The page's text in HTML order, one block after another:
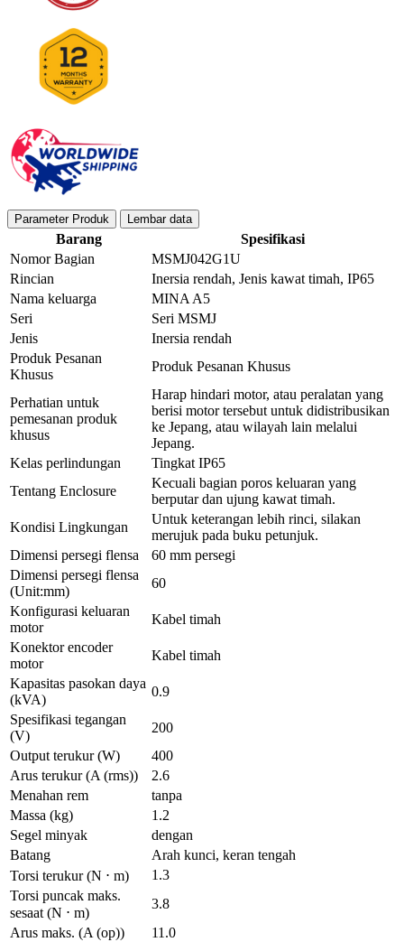
Parameter Produk Lembar data
Barang
Spesifikasi
Nomor Bagian
MSMJ042G1U
Rincian
Inersia rendah, Jenis kawat timah, IP65
Nama keluarga
MINA A5
Seri
Seri MSMJ
Jenis
Inersia rendah
Produk Pesanan
Khusus
Produk Pesanan Khusus
Perhatian untuk
pemesanan produk
khusus
Harap hindari motor, atau peralatan yang
berisi motor tersebut untuk didistribusikan
ke Jepang, atau wilayah lain melalui
Jepang.
Kelas perlindungan
Tingkat IP65
Tentang Enclosure
Kecuali bagian poros keluaran yang
berputar dan ujung kawat timah.
Kondisi Lingkungan
Untuk keterangan lebih rinci, silakan
merujuk pada buku petunjuk.
Dimensi persegi flensa
60 mm persegi
Dimensi persegi flensa
(Unit:mm)
60
Konfigurasi keluaran
motor
Kabel timah
Konektor encoder
motor
Kabel timah
Kapasitas pasokan daya
(kVA)
0.9
Spesifikasi tegangan
(V)
200
Output terukur (W)
400
Arus terukur (A (rms))
2.6
Menahan rem
tanpa
Massa (kg)
1.2
Segel minyak
dengan
Batang
Arah kunci, keran tengah
Torsi terukur (N ⋅ m)
1.3
Torsi puncak maks.
sesaat (N ⋅ m)
3.8
Arus maks. (A (op))
11.0